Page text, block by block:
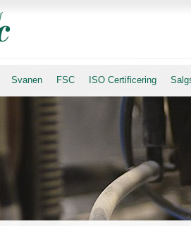
Svanen FSC ISO Certificering